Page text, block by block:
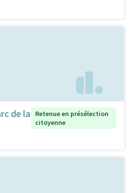
de la
Retenue en présélection
citoyenne